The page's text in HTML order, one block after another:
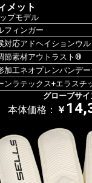
メット
プモデル
フィンガー
対応アドヘイションウ
節素材アウトラスト®
加工ネオプレンバンデー
ンラテックス+エラスチ
グローブサイ
本体価格： ￥